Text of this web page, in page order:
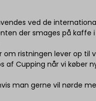
ved de
der smages på kaffe i
ristningen lever op til
af Cupping når vi køber
man gerne vil nørde